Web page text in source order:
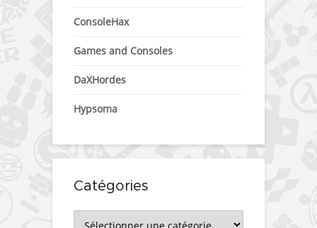
ConsoleHax
Games and Consoles
DaXHordes
Hypsoma
Catégories